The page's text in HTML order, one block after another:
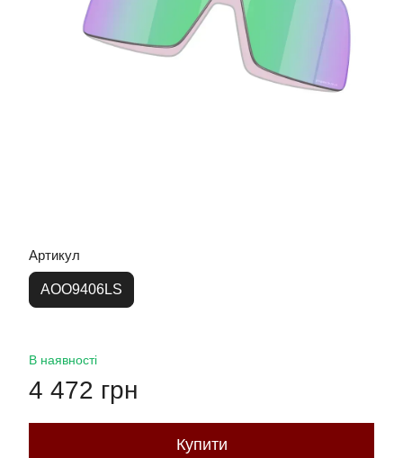
Артикул
AOO9406LS
В наявності
4 472 грн
Купити